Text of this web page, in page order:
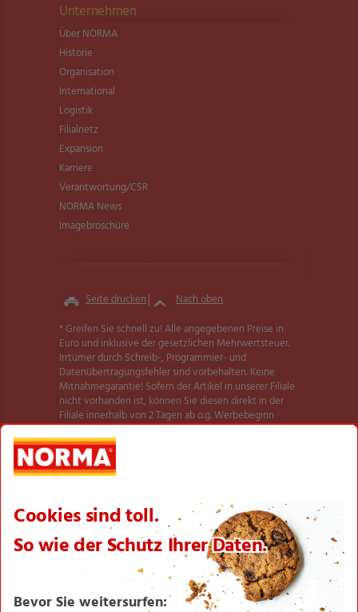
Unternehmen
Über NORMA
Historie
Organisation
International
Logistik
Filialnetz
Expansion
Karriere
Verantwortung/CSR
NORMA News
Imagebroschüre
Seite drucken
Nach oben
* Greifen Sie schnell zu! Alle angegebenen Preise in
Euro und inklusive der gesetzlichen Mehrwertsteuer.
Irrtümer durch Schreib-, Programmier- und
Datenübertragungsfehler sind vorbehalten. Keine
Mitnahmegarantie! Sofern der Artikel in unserer Filiale
nicht vorhanden ist, können Sie diesen direkt in der
Filiale innerhalb von 2 Tagen ab o.g. Werbebeginn
bestellen und zwar ohne Kaufzwang. Es ist nicht
ausgeschlossen, dass Sie einzelne Artikel zu Beginn der
Werbeaktion unerwartet und ausnahmsweise in einer
Filiale nicht vorfinden. Wir helfen Ihnen gerne weiter.
Aktionsartikel finden Sie auf
dieser Seite
Textilien und Schuhe teilweise nicht in allen Größen
erhältlich.
** Angebot gültig für registrierte Nutzer der NORMA
Plus App. Es gelten die Coupon-Bedingungen in der
NORMA Plus App.